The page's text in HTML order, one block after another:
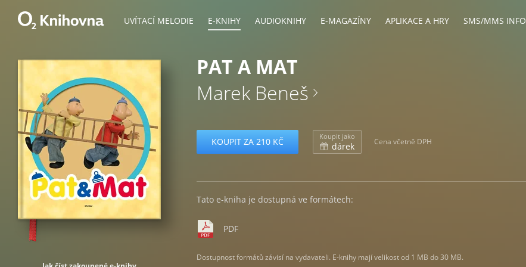
UVÍTACÍ MELODIE E-KNIHY AUDIOKNIHY E-MAGAZÍNY APLIKACE A HRY SMS/MMS INFO
PAT A MAT
Marek Beneš
KOUPIT ZA 210 KČ Koupit jako
dárek Cena včetně DPH
Tato e-kniha je dostupná ve formátech:
PDF
Dostupnost formátů závisí na vydavateli. E-knihy mají velikost od 1 MB do 30 MB.